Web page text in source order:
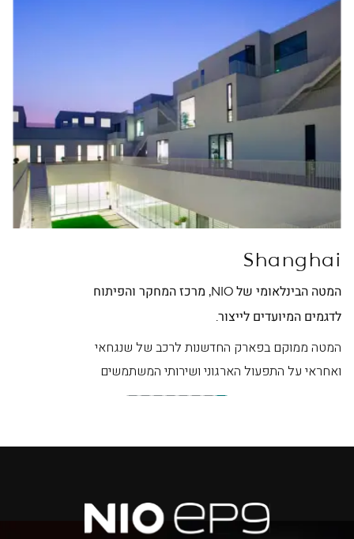
Shanghai
המטה הבינלאומי של NIO, מרכז המחקר והפיתוח
לדגמים המיועדים לייצור.
המטה ממוקם בפארק החדשנות לרכב של שנגחאי
ואחראי על התפעול הארגוני ושירותי המשתמשים